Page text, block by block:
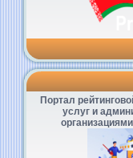
Портал
услуг и